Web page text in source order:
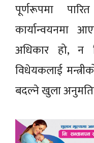
पूर्णरूपमा
कार्यान्वयनमा
अधिकार हो, न
विधेयकलाई
बदल्ने खुला